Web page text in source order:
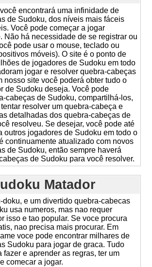
encontrará uma infinidade de
de Sudoku, dos níveis mais fáceis
Você pode começar a jogar
Não há necessidade de se registrar ou
pode usar o mouse, teclado ou
móveis). O site é o ponto de
de jogadores de Sudoku em todo
jogar e resolver quebra-cabeças
nosso site você poderá obter tudo o
de Sudoku deseja. Você pode
cabeças de Sudoku, compartilhá-los,
resolver um quebra-cabeça e
detalhadas dos quebra-cabeças de
resolveu. Se desejar, você pode até
outros jogadores de Sudoku em todo o
continuamente atualizado com novos
de Sudoku, então sempre haverá
de Sudoku para você resolver.
Matador
doku, e um divertido quebra-cabecas
usa numeros, mas nao requer
isso e tao popular. Se voce procura
nao precisa mais procurar. Em
voce pode encontrar milhares de
Sudoku para jogar de graca. Tudo
fazer e aprender as regras, ter um
comecar a jogar.